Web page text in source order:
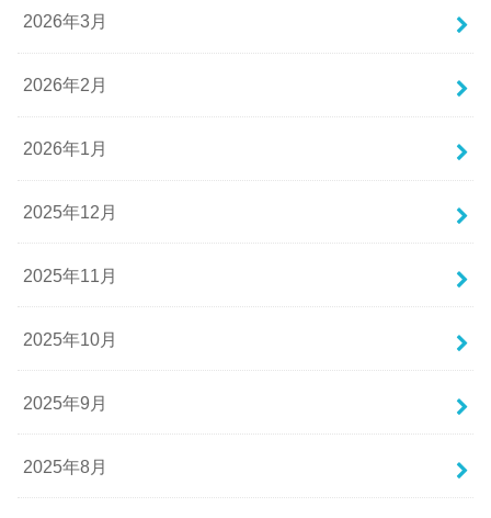
2026年3月
2026年2月
2026年1月
2025年12月
2025年11月
2025年10月
2025年9月
2025年8月